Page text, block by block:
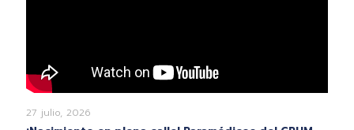
27 julio, 2026